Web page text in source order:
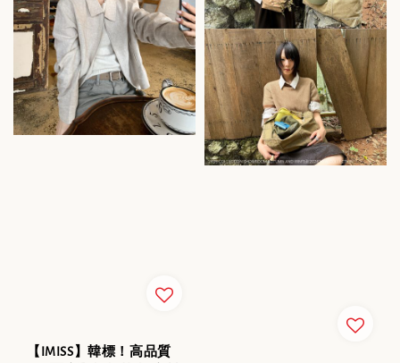
【IMISS】韓標！高品質